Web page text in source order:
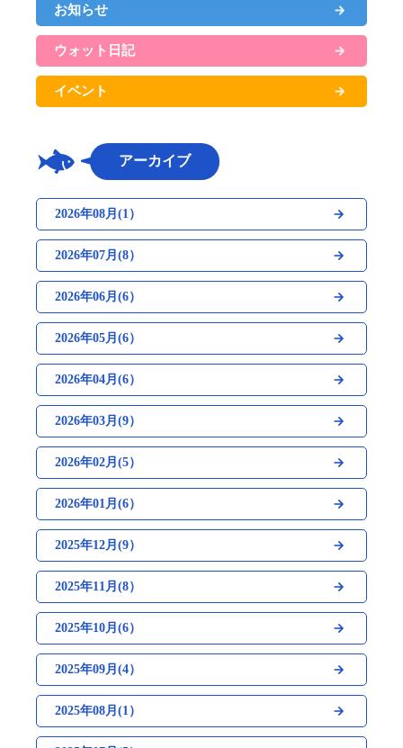
お知らせ
ウォット日記
イベント
アーカイブ
2026年08月(1）
2026年07月(8）
2026年06月(6）
2026年05月(6）
2026年04月(6）
2026年03月(9）
2026年02月(5）
2026年01月(6）
2025年12月(9）
2025年11月(8）
2025年10月(6）
2025年09月(4）
2025年08月(1）